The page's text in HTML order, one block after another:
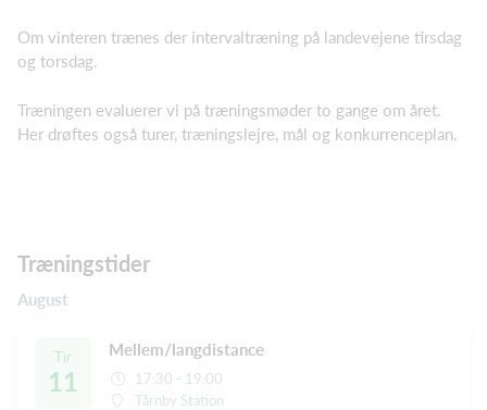
Om vinteren trænes der intervaltræning på landevejene tirsdag
og torsdag.
Træningen evaluerer vi på træningsmøder to gange om året.
Her drøftes også turer, træningslejre, mål og konkurrenceplan.
Træningstider
August
Tir
11
Mellem/langdistance
17:30 - 19:00
Tårnby Station